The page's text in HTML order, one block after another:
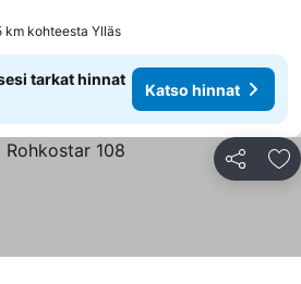
km kohteesta Ylläs
tarkat hinnat
Katso hinnat
Jaa